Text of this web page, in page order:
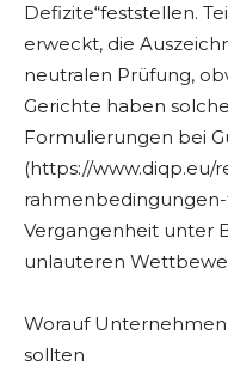
Defizite“feststellen.
erweckt, die
neutralen Prüfung,
Gerichte haben
Formulierungen bei
(https://www.diqp.eu/
Vergangenheit unter
unlauteren
Worauf
sollten